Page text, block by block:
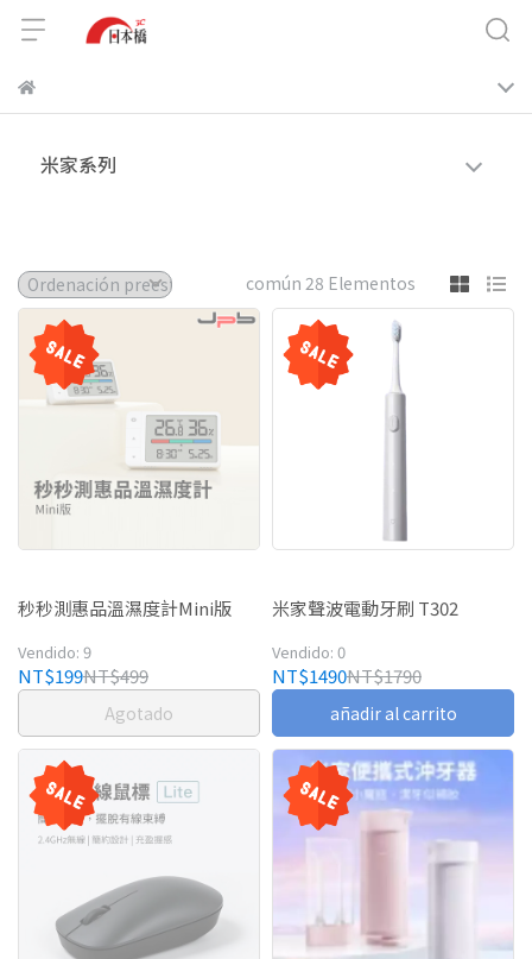
米家系列
común 28 Elementos
秒秒測惠品溫濕度計Mini版
Vendido: 9
NT$199NT$499
Agotado
米家聲波電動牙刷 T302
Vendido: 0
NT$1490NT$1790
añadir al carrito